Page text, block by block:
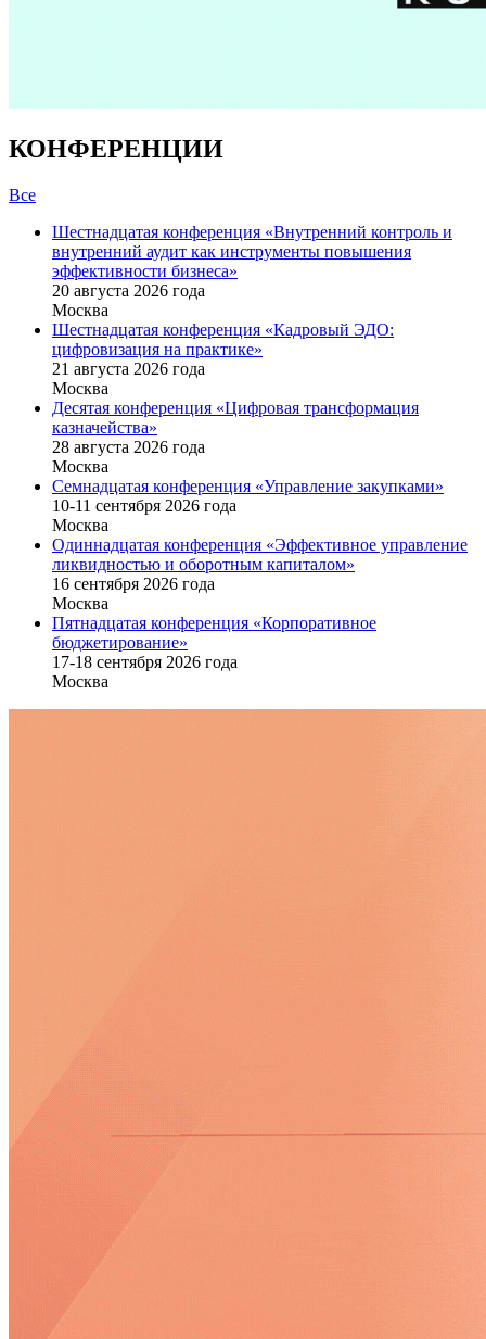
КОНФЕРЕНЦИИ
Все
Шестнадцатая конференция «Внутренний контроль и
внутренний аудит как инструменты повышения
эффективности бизнеса»
20 августа 2026 года
Москва
Шестнадцатая конференция «Кадровый ЭДО:
цифровизация на практике»
21 августа 2026 года
Москва
Десятая конференция «Цифровая трансформация
казначейства»
28 августа 2026 года
Москва
Семнадцатая конференция «Управление закупками»
10-11 сентября 2026 года
Москва
Одиннадцатая конференция «Эффективное управление
ликвидностью и оборотным капиталом»
16 cентября 2026 года
Москва
Пятнадцатая конференция «Корпоративное
бюджетирование»
17-18 сентября 2026 года
Москва